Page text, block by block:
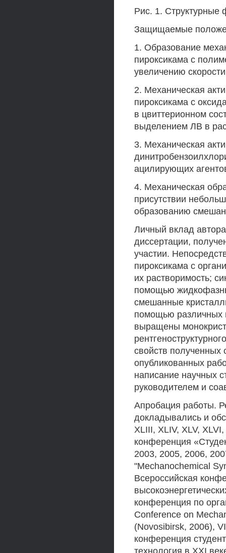
Рис. 1. Структурные
Защищаемые
1. Образование
пироксикама с
увеличению
2. Механическая
пироксикама с
в цвиттерионном
выделением ЛВ в
3. Механическая
ацилирующих
4. Механическая
присутствии
образованию
Личный вклад
диссертации,
участии.
пироксикама с
их растворимость;
помощью
смешанные
помощью различных
выращены
свойств полученных
опубликованных
написание научных
руководителем и
Апробация работы.
докладывались и
XLIII, XLIV, XLV,
конференция
2003, 2005, 2006,
"Mechanochemical
Всероссийская
конференция по
Conference on
(Novosibirsk, 2006),
конференция
технология в XXI